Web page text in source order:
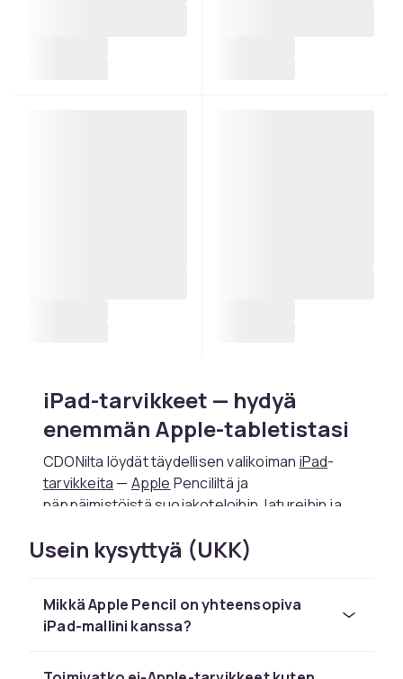
iPad-tarvikkeet — hydyä
enemmän Apple-tabletistasi
CDONilta löydät täydellisen valikoiman iPad-
tarvikkeita — Apple Pencililtä ja
näppäimistöistä suojakoteloihin, latureihin ja
Apple Pencil — tarkka
digitaalinen kynä luovuuteen
Apple Pencil 2 kiinnityy magneettisesti iPad
langattomasti. 4096 painetasolla Apple Pencil
Usein kysyttyä (UKK)
Mikkä Apple Pencil on yhteensopiva
iPad-mallini kanssa?